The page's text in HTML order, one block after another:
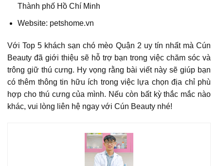
Thành phố Hồ Chí Minh
Website: petshome.vn
Với Top 5 khách sạn chó mèo Quận 2 uy tín nhất mà Cún
Beauty đã giới thiệu sẽ hỗ trợ bạn trong việc chăm sóc và
trông giữ thú cưng. Hy vọng rằng bài viết này sẽ giúp bạn
có thêm thông tin hữu ích trong việc lựa chọn địa chỉ phù
hợp cho thú cưng của mình. Nếu còn bất kỳ thắc mắc nào
khác, vui lòng liên hệ ngay với Cún Beauty nhé!